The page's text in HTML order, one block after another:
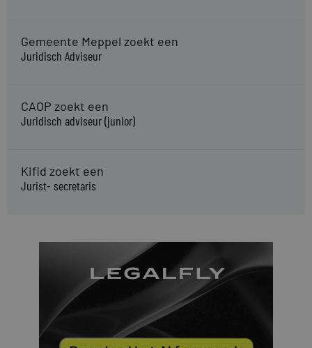
Gemeente Meppel zoekt een
Juridisch Adviseur
CAOP zoekt een
Juridisch adviseur (junior)
Kifid zoekt een
Jurist- secretaris